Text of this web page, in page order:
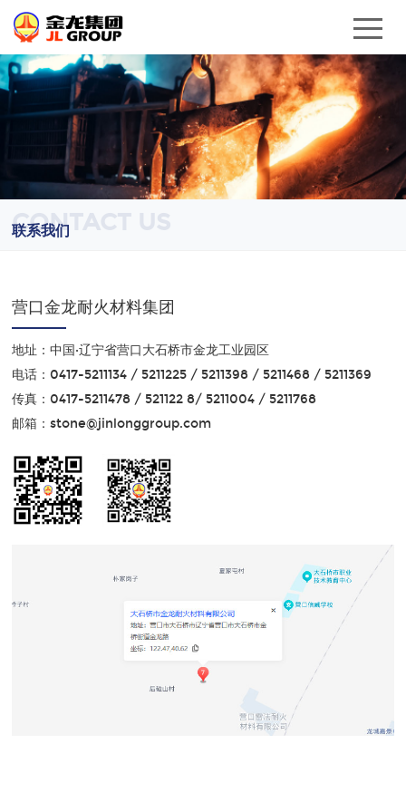
CONTACT US
联系我们
营口金龙耐火材料集团
地址：中国·辽宁省营口大石桥市金龙工业园区
电话：0417-5211134 / 5211225 / 5211398 / 5211468 / 5211369
传真：0417-5211478 / 521122 8/ 5211004 / 5211768
邮箱：stone@jinlonggroup.com